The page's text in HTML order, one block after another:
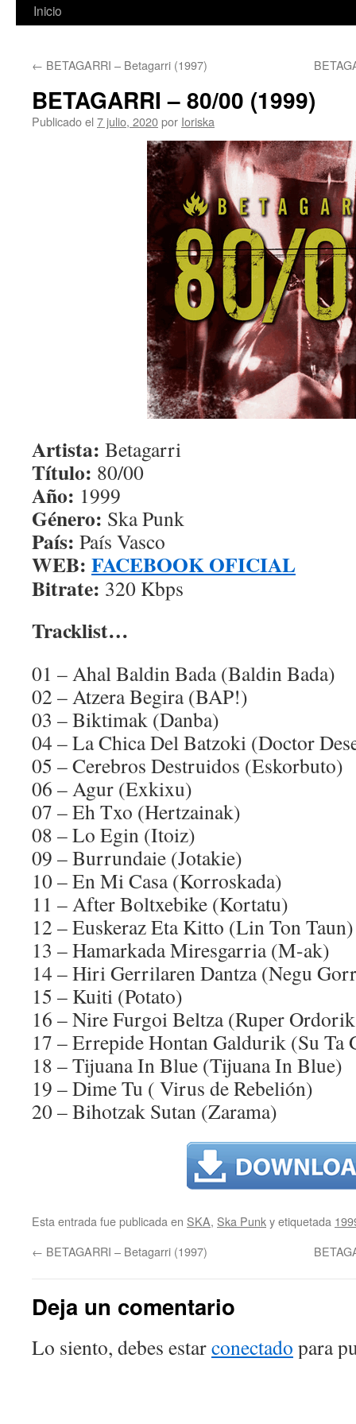
Inicio
← BETAGARRI – Betagarri (1997)
BETAGARRI – 80/00 (1999)
Publicado el 7 julio, 2020por Ioriska
Artista: Betagarri
Título: 80/00
Año: 1999
Género: Ska Punk
País: País Vasco
WEB: FACEBOOK OFICIAL
Bitrate: 320 Kbps
Tracklist…
01 – Ahal Baldin Bada (Baldin Bada)
02 – Atzera Begira (BAP!)
03 – Biktimak (Danba)
04 – La Chica Del Batzoki (Doctor
05 – Cerebros Destruidos (Eskorbuto)
06 – Agur (Exkixu)
07 – Eh Txo (Hertzainak)
08 – Lo Egin (Itoiz)
09 – Burrundaie (Jotakie)
10 – En Mi Casa (Korroskada)
11 – After Boltxebike (Kortatu)
12 – Euskeraz Eta Kitto (Lin Ton Taun)
13 – Hamarkada Miresgarria (M-ak)
14 – Hiri Gerrilaren Dantza (Negu
15 – Kuiti (Potato)
16 – Nire Furgoi Beltza (Ruper
17 – Errepide Hontan Galdurik (Su Ta
18 – Tijuana In Blue (Tijuana In Blue)
19 – Dime Tu ( Virus de Rebelión)
20 – Bihotzak Sutan (Zarama)
Esta entrada fue publicada en SKA, Ska Punky etiquetada
← BETAGARRI – Betagarri (1997)
Deja un comentario
Lo siento, debes estarconectado para